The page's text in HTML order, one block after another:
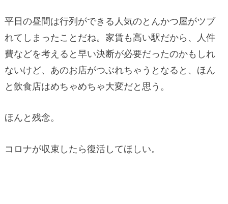
平日の昼間は行列ができる人気のとんかつ屋がツブ
れてしまったことだね。家賃も高い駅だから、人件
費などを考えると早い決断が必要だったのかもしれ
ないけど、あのお店がつぶれちゃうとなると、ほん
と飲食店はめちゃめちゃ大変だと思う。
ほんと残念。
コロナが収束したら復活してほしい。